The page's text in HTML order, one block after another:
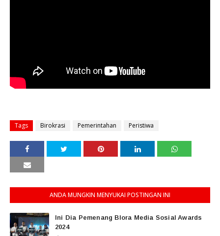
Tags Birokrasi Pemerintahan Peristiwa
ANDA MUNGKIN MENYUKAI POSTINGAN INI
Ini Dia Pemenang Blora Media Sosial Awards
2024